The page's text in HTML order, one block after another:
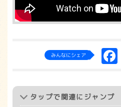
みんなにシェア
タップで関連にジャンプ